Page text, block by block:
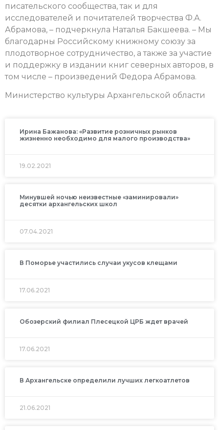
писательского сообщества, так и для
исследователей и почитателей творчества Ф.А.
Абрамова, – подчеркнула Наталья Бакшеева. – Мы
благодарны Российскому книжному союзу за
плодотворное сотрудничество, а также за участие
и поддержку в издании книг северных авторов, в
том числе – произведений Федора Абрамова.
Министерство культуры Архангельской области
Ирина Бажанова: «Развитие розничных рынков
жизненно необходимо для малого производства»
19.02.2021
Минувшей ночью неизвестные «заминировали»
десятки архангельских школ
07.04.2021
В Поморье участились случаи укусов клещами
17.06.2021
Обозерский филиал Плесецкой ЦРБ ждет врачей
17.06.2021
В Архангельске определили лучших легкоатлетов
21.06.2021